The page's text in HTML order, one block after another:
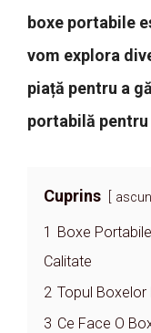
boxe portabile
vom explora
piață pentru a
portabilă
Cuprins
1 Boxe
Calitate
2 Topul Boxelor
3 Ce Face O